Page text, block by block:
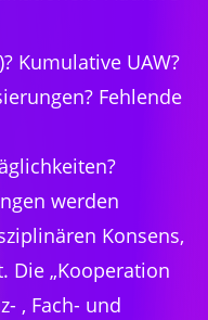
Kumulative UAW?
Fehlende
werden
Konsens,
Die „Kooperation
, Fach- und